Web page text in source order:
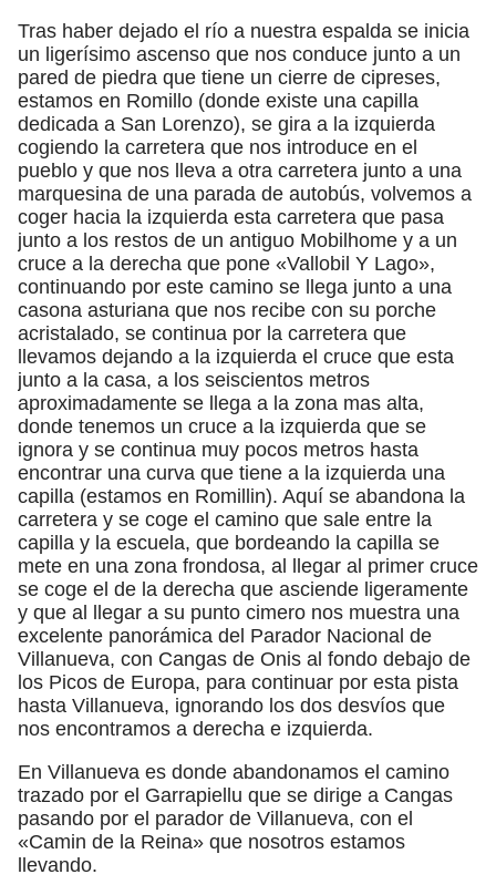
Tras haber dejado el río a nuestra espalda se inicia
un ligerísimo ascenso que nos conduce junto a un
pared de piedra que tiene un cierre de cipreses,
estamos en Romillo (donde existe una capilla
dedicada a San Lorenzo), se gira a la izquierda
cogiendo la carretera que nos introduce en el
pueblo y que nos lleva a otra carretera junto a una
marquesina de una parada de autobús, volvemos a
coger hacia la izquierda esta carretera que pasa
junto a los restos de un antiguo Mobilhome y a un
cruce a la derecha que pone «Vallobil Y Lago»,
continuando por este camino se llega junto a una
casona asturiana que nos recibe con su porche
acristalado, se continua por la carretera que
llevamos dejando a la izquierda el cruce que esta
junto a la casa, a los seiscientos metros
aproximadamente se llega a la zona mas alta,
donde tenemos un cruce a la izquierda que se
ignora y se continua muy pocos metros hasta
encontrar una curva que tiene a la izquierda una
capilla (estamos en Romillin). Aquí se abandona la
carretera y se coge el camino que sale entre la
capilla y la escuela, que bordeando la capilla se
mete en una zona frondosa, al llegar al primer cruce
se coge el de la derecha que asciende ligeramente
y que al llegar a su punto cimero nos muestra una
excelente panorámica del Parador Nacional de
Villanueva, con Cangas de Onis al fondo debajo de
los Picos de Europa, para continuar por esta pista
hasta Villanueva, ignorando los dos desvíos que
nos encontramos a derecha e izquierda.
En Villanueva es donde abandonamos el camino
trazado por el Garrapiellu que se dirige a Cangas
pasando por el parador de Villanueva, con el
«Camin de la Reina» que nosotros estamos
llevando.